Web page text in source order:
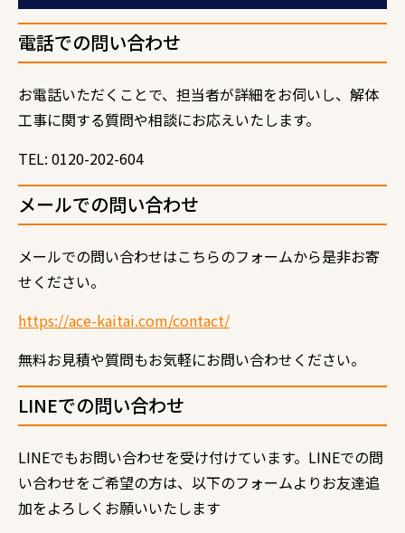
電話での問い合わせ
お電話いただくことで、担当者が詳細をお伺いし、解体
工事に関する質問や相談にお応えいたします。
TEL: 0120-202-604
メールでの問い合わせ
メールでの問い合わせはこちらのフォームから是非お寄
せください。
https://ace-kaitai.com/contact/
無料お見積や質問もお気軽にお問い合わせください。
LINEでの問い合わせ
LINEでもお問い合わせを受け付けています。 LINEでの問
い合わせをご希望の方は、以下のフォームよりお友達追
加をよろしくお願いいたします